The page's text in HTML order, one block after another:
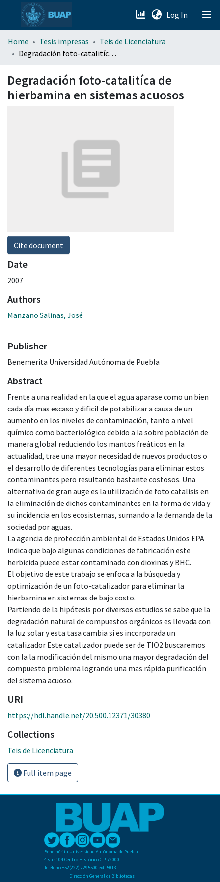
Log In (current)
menu.section.about_menu
Home Tesis impresas
Teis de Licenciatura
Degradación foto-catalitíca de hierbamina en sistemas acuosos
Degradación foto-catalitíca de
hierbamina en sistemas acuosos
Cite document
Date
2007
Authors
Manzano Salinas, José
Publisher
Benemerita Universidad Autónoma de Puebla
Abstract
Frente a una realidad en la que el agua aparase como un bien
cada día mas escaso y dificil de potabilizar a causa de un
aumento en los niveles de contaminación, tanto a nivel
químico como bacteriológico debido a la sobre población de
manera global reduciendo los mantos freáticos en la
actualidad, trae una mayor necesidad de nuevos productos o
el desarrollo de diferentes tecnologías para eliminar estos
contaminantes pero resultando bastante costosos. Una
alternativa de gran auge es la utilización de foto catalisis en
la eliminación de dichos contaminantes en la forma de vida y
su incidencia en los ecosistemas, sumando a la demanda de la
sociedad por aguas.
La agencia de protección ambiental de Estados Unidos EPA
indica que bajo algunas condiciones de fabricación este
herbicida puede estar contaminado con dioxinas y BHC.
El objetivo de este trabajo se enfoca a la búsqueda y
optimización de un foto-catalizador para eliminar la
hierbamina en sistemas de bajo costo.
Partiendo de la hipótesis por diversos estudios se sabe que la
degradación natural de compuestos orgánicos es llevada con
la luz solar y esta tasa cambia si es incorporada un
catalizador Este catalizador puede ser de TIO2 buscaremos
con la la modificación del mismo una mayor degradación del
compuesto problema logrando una mas rápida purificación
del sistema acuoso.
URI
https://hdl.handle.net/20.500.12371/30380
Collections
Teis de Licenciatura
Full item page
Benemérita Universidad Autónoma de Puebla
4 sur 104 Centro Histórico C.P. 72000
Teléfono +52(222) 2295500 ext. 5013
Dirección General de Bibliotecas